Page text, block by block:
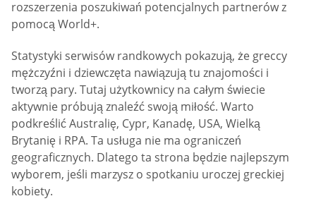
rozszerzenia poszukiwań potencjalnych partnerów z
pomocą World+.
Statystyki serwisów randkowych pokazują, że greccy
mężczyźni i dziewczęta nawiązują tu znajomości i
tworzą pary. Tutaj użytkownicy na całym świecie
aktywnie próbują znaleźć swoją miłość. Warto
podkreślić Australię, Cypr, Kanadę, USA, Wielką
Brytanię i RPA. Ta usługa nie ma ograniczeń
geograficznych. Dlatego ta strona będzie najlepszym
wyborem, jeśli marzysz o spotkaniu uroczej greckiej
kobiety.